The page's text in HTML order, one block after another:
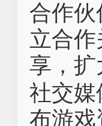
合作
立合
享，
社交
布游